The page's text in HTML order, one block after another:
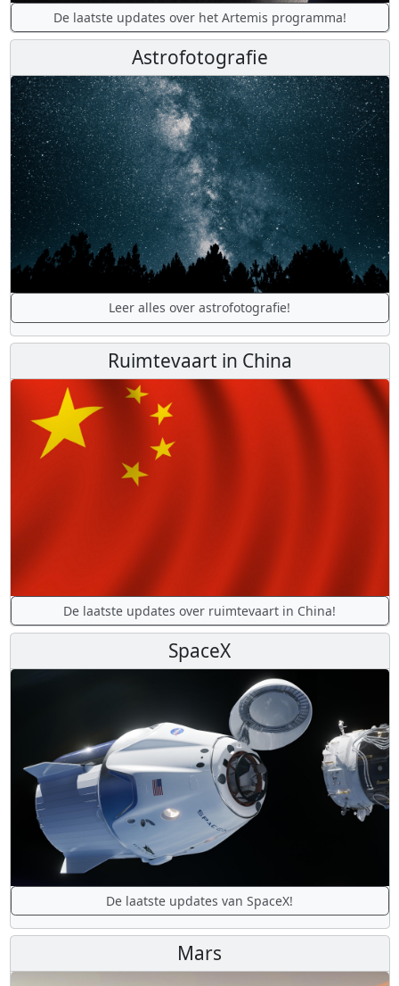
De laatste updates over het Artemis programma!
Astrofotografie
Leer alles over astrofotografie!
Ruimtevaart in China
De laatste updates over ruimtevaart in China!
SpaceX
De laatste updates van SpaceX!
Mars